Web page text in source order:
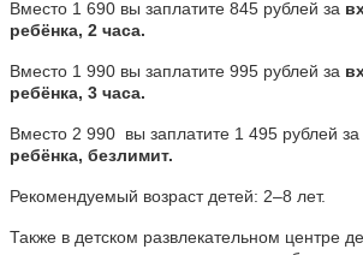
Вместо 1 690 вы заплатите 845 рублей за
ребёнка, 2 часа.
Вместо 1 990 вы заплатите 995 рублей за
ребёнка, 3 часа.
Вместо 2 990 вы заплатите 1 495 рублей за
ребёнка, безлимит.
Рекомендуемый возраст детей: 2–8 лет.
Также в детском развлекательном центре